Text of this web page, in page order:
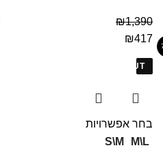
₪1,390
₪417
SOLD OUT
בחר אפשרויות
M\L
S\M